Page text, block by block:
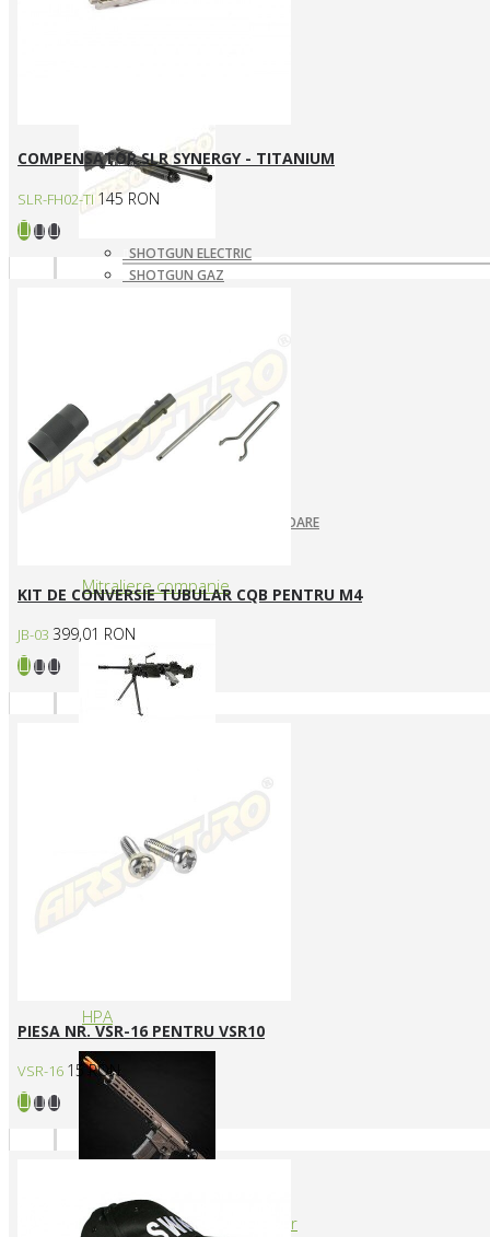
SNIPERE GAZ/CO2
SHOTGUN ELECTRIC
SHOTGUN GAZ
ARUNCATOARE / LANSATOARE
Mitraliere companie
HPA
Arme cu actionare prin levier
COMPENSATOR SLR SYNERGY - TITANIUM
SLR-FH02-TI 145 RON
KIT DE CONVERSIE TUBULAR CQB PENTRU M4
JB-03 399,01 RON
PIESA NR. VSR-16 PENTRU VSR10
VSR-16 15 RON